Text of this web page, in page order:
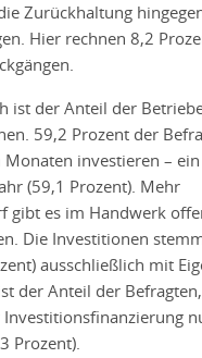
Zurückhaltung
Hier rechnen 8,2
ist der Anteil der
59,2 Prozent der
investieren –
(59,1 Prozent). Mehr
gibt es im Handwerk
Die Investitionen
ausschließlich mit
der Anteil der
Prozent).